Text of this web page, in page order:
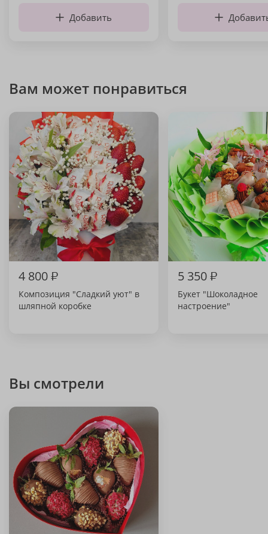
Добавить
Вам может понравиться
4 800₽
Композиция "Сладкий уют" в
шляпной коробке
5 350₽
Букет "Шоколадное
настроение"
Вы смотрели